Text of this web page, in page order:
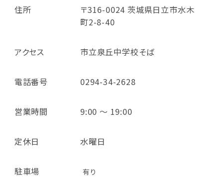
住所
〒316-0024 茨城県日立市水木
町2-8-40
アクセス 市立泉丘中学校そば
電話番号 0294-34-2628
営業時間 9:00 ～ 19:00
定休日 水曜日
駐車場 有り